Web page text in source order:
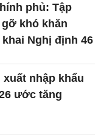
phủ: Tập
khó khăn
Nghị định 46
xuất nhập khẩu
ước tăng